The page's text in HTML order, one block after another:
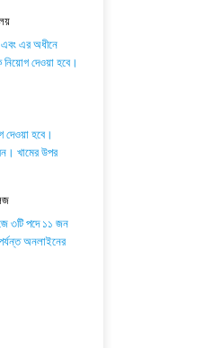
এবং এর অধীনে
দেওয়া হবে।
দেওয়া হবে।
খামের উপর
৩টি পদে ১১ জন
অনলাইনের